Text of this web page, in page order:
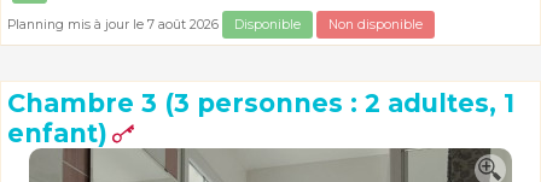
Planning mis à jour le 7 août 2026 Disponible Non disponible
Chambre 3 (3 personnes : 2 adultes, 1
enfant)